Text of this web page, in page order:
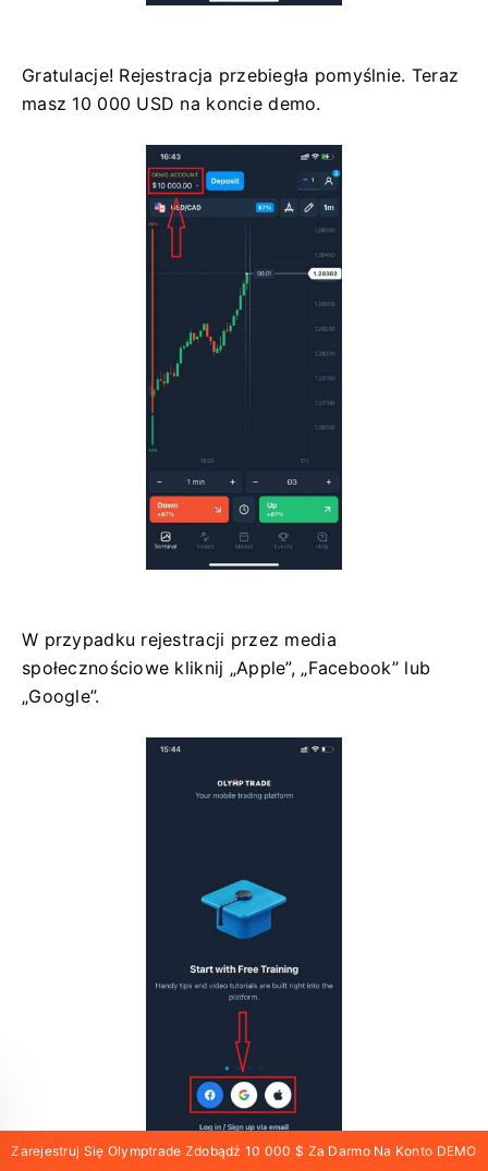
Gratulacje! Rejestracja przebiegła pomyślnie. Teraz
masz 10 000 USD na koncie demo.
W przypadku rejestracji przez media
społecznościowe kliknij „Apple”, „Facebook” lub
„Google”.
Zarejestruj Się Olymptrade Zdobądź 10 000 $ Za Darmo Na Konto DEMO